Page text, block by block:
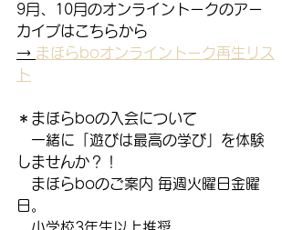
9月、10月のオンライントークのアー
カイブはこちらから
→ まほらboオンライントーク再生リス
ト
＊まほらboの入会について
一緒に「遊びは最高の学び」を体験
しませんか？！
まほらboのご案内 毎週火曜日金曜
日。
小学校3年生以上推奨。